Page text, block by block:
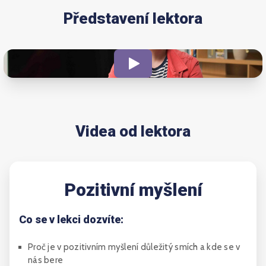
Představení lektora
Videa od lektora
Pozitivní myšlení
Co se v lekci dozvíte:
Proč je v pozitivním myšlení důležitý smích a kde se v
nás bere